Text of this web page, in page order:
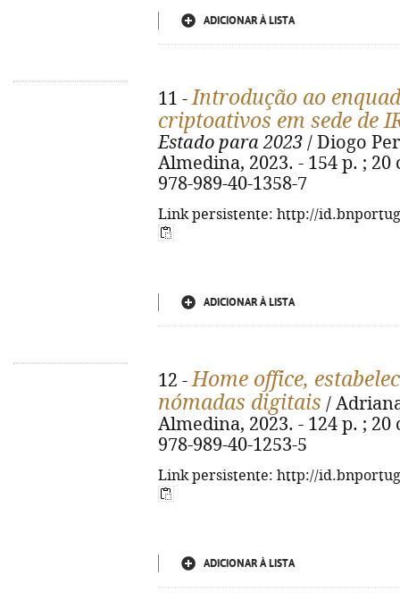
ADICIONAR À LISTA
11 -Introdução ao
criptoativos em sede de
Estado para 2023 / Diogo
Almedina, 2023. - 154 p. ;
978-989-40-1358-7
Link persistente: http://
ADICIONAR À LISTA
12 -Home office,
nómadas digitais /
Almedina, 2023. - 124 p. ;
978-989-40-1253-5
Link persistente: http://
ADICIONAR À LISTA